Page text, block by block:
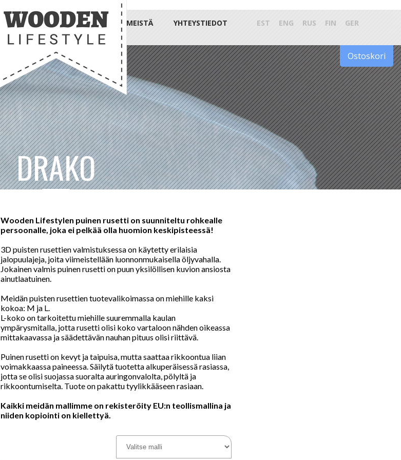
MEISTÄ YHTEYSTIEDOT EST ENG RUS FIN GER
Ostoskori
DRAKO
Wooden Lifestylen puinen rusetti on suunniteltu rohkealle
persoonalle, joka ei pelkää olla huomion keskipisteessä!
3D puisten rusettien valmistuksessa on käytetty erilaisia
jalopuulajeja, joita viimeistellään luonnonmukaisella öljyvahalla.
Jokainen valmis puinen rusetti on puun yksilöllisen kuvion ansiosta
ainutlaatuinen.
Meidän puisten rusettien tuotevalikoimassa on miehille kaksi
kokoa: M ja L.
L-koko on tarkoitettu miehille suuremmalla kaulan
ympärysmitalla, jotta rusetti olisi koko vartaloon nähden oikeassa
mittakaavassa ja säädettävän nauhan pituus olisi riittävä.
Puinen rusetti on kevyt ja taipuisa, mutta saattaa rikkoontua liian
voimakkaassa paineessa. Säilytä tuotetta alkuperäisessä rasiassa,
jotta se olisi suojassa suoralta auringonvalolta, pölyltä ja
rikkoontumiselta. Tuote on pakattu tyylikkääseen rasiaan.
Kaikki meidän mallimme on rekisteröity EU:n teollismallina ja
niiden kopiointi on kiellettyä.